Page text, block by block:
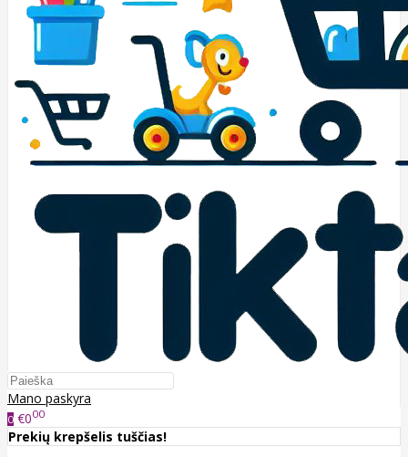
Mano paskyra
0 €000
Prekių krepšelis tuščias!